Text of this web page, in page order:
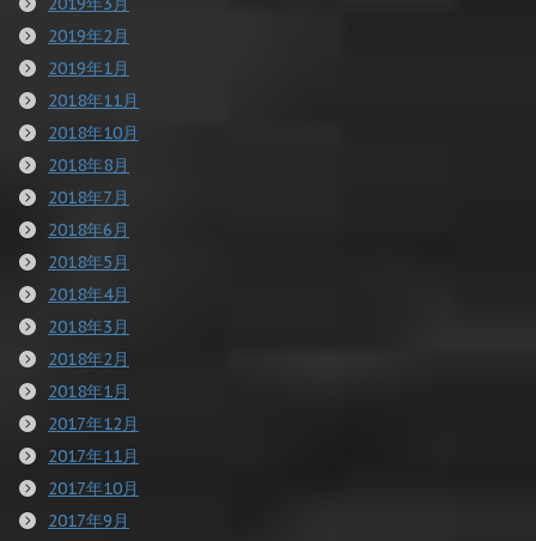
2019年2月
2019年1月
2018年11月
2018年10月
2018年8月
2018年7月
2018年6月
2018年5月
2018年4月
2018年3月
2018年2月
2018年1月
2017年12月
2017年11月
2017年10月
2017年9月